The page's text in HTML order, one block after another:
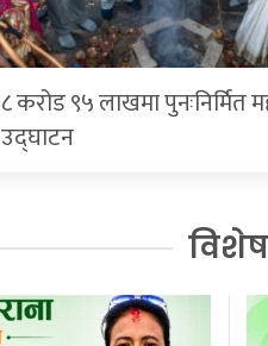
८ करोड ९५ लाखमा पुनःनिर्मित
उद्घाटन
विशेष